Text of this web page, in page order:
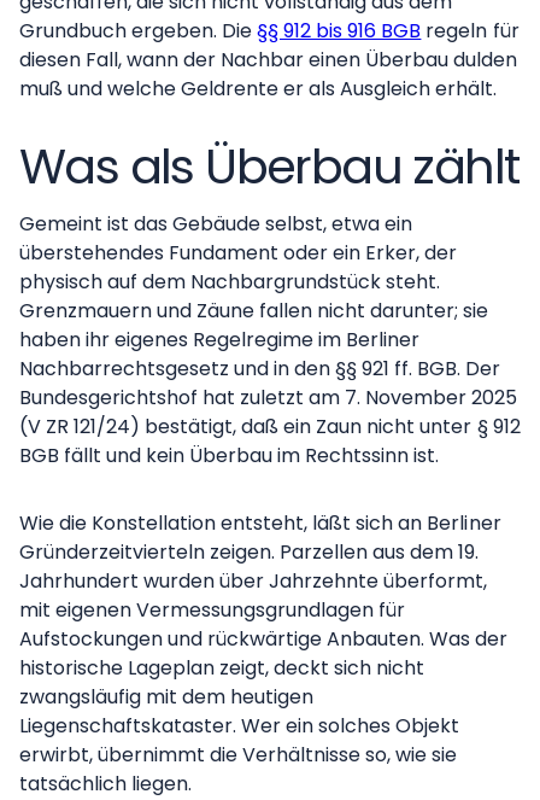
Grundbuch ergeben. Die§§ 912 bis 916 BGB regeln für
diesen Fall, wann der Nachbar einen Überbau dulden
muß und welche Geldrente er als Ausgleich erhält.
Was als Überbau zählt
Gemeint ist das Gebäude selbst, etwa ein
überstehendes Fundament oder ein Erker, der
physisch auf dem Nachbargrundstück steht.
Grenzmauern und Zäune fallen nicht darunter; sie
haben ihr eigenes Regelregime im Berliner
Nachbarrechtsgesetz und in den §§ 921 ff. BGB. Der
Bundesgerichtshof hat zuletzt am 7. November 2025
(V ZR 121/24) bestätigt, daß ein Zaun nicht unter § 912
BGB fällt und kein Überbau im Rechtssinn ist.
Wie die Konstellation entsteht, läßt sich an Berliner
Gründerzeitvierteln zeigen. Parzellen aus dem 19.
Jahrhundert wurden über Jahrzehnte überformt,
mit eigenen Vermessungsgrundlagen für
Aufstockungen und rückwärtige Anbauten. Was der
historische Lageplan zeigt, deckt sich nicht
zwangsläufig mit dem heutigen
Liegenschaftskataster. Wer ein solches Objekt
erwirbt, übernimmt die Verhältnisse so, wie sie
tatsächlich liegen.